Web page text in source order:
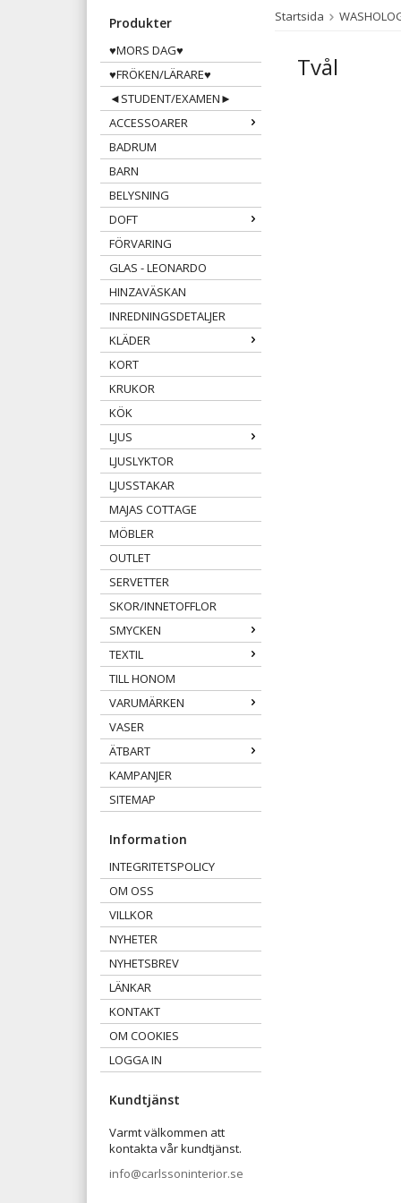
Produkter
♥MORS DAG♥
♥FRÖKEN/LÄRARE♥
◄STUDENT/EXAMEN►
ACCESSOARER
BADRUM
BARN
BELYSNING
DOFT
FÖRVARING
GLAS - LEONARDO
HINZAVÄSKAN
INREDNINGSDETALJER
KLÄDER
KORT
KRUKOR
KÖK
LJUS
LJUSLYKTOR
LJUSSTAKAR
MAJAS COTTAGE
MÖBLER
OUTLET
SERVETTER
SKOR/INNETOFFLOR
SMYCKEN
TEXTIL
TILL HONOM
VARUMÄRKEN
VASER
ÄTBART
KAMPANJER
SITEMAP
Information
INTEGRITETSPOLICY
OM OSS
VILLKOR
NYHETER
NYHETSBREV
LÄNKAR
KONTAKT
OM COOKIES
LOGGA IN
Kundtjänst
Varmt välkommen att
kontakta vår kundtjänst.
info@carlssoninterior.se
Startsida
Tvål